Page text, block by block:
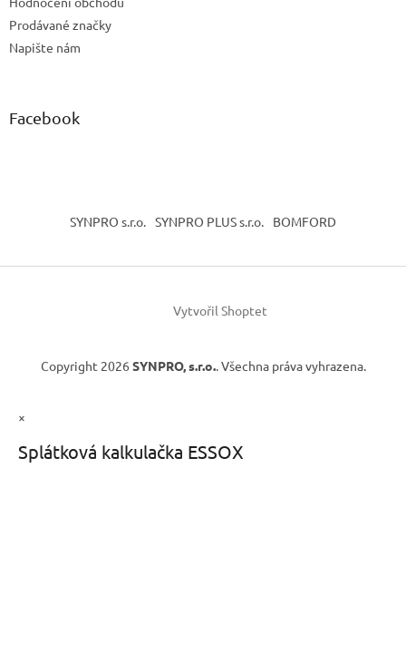
Prodávané značky
Napište nám
Facebook
SYNPRO s.r.o. SYNPRO PLUS s.r.o. BOMFORD
Vytvořil Shoptet
Copyright 2026 SYNPRO, s.r.o.. Všechna práva vyhrazena.
×
Splátková kalkulačka ESSOX